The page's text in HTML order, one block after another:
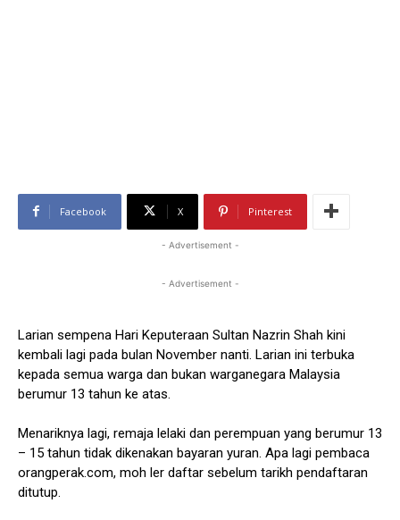
Facebook X Pinterest
- Advertisement -
- Advertisement -
Larian sempena Hari Keputeraan Sultan Nazrin Shah kini
kembali lagi pada bulan November nanti. Larian ini terbuka
kepada semua warga dan bukan warganegara Malaysia
berumur 13 tahun ke atas.
Menariknya lagi, remaja lelaki dan perempuan yang berumur 13
– 15 tahun tidak dikenakan bayaran yuran. Apa lagi pembaca
orangperak.com, moh ler daftar sebelum tarikh pendaftaran
ditutup.